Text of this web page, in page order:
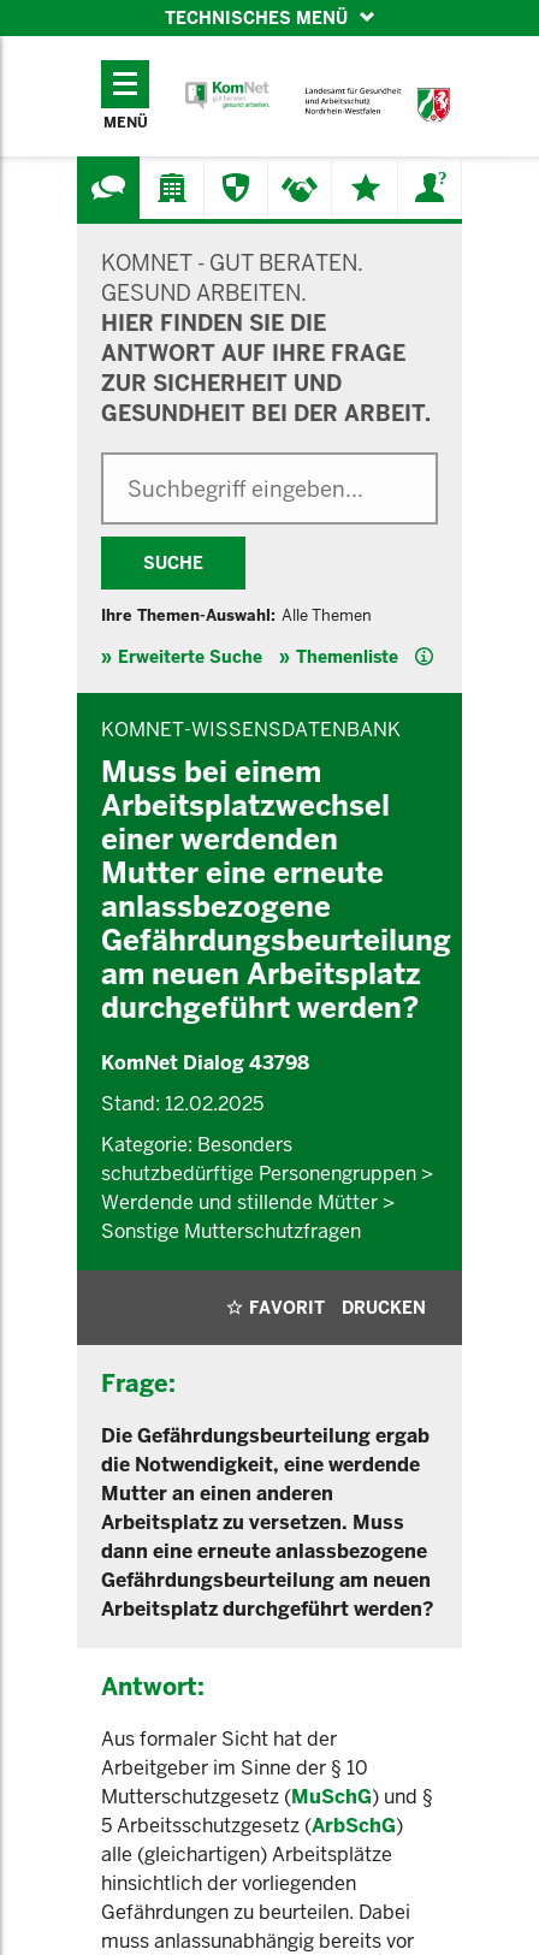
TECHNISCHES MENÜ
TECHNISCHES
MENÜ
KOMNET - GUT BERATEN.
GESUND ARBEITEN.
HIER FINDEN SIE DIE
ANTWORT AUF IHRE FRAGE
ZUR SICHERHEIT UND
GESUNDHEIT BEI DER ARBEIT.
SUCHE
Ihre Themen-Auswahl: Alle Themen
Erweiterte Suche Themenliste Hilfe
KOMNET-WISSENSDATENBANK
Muss bei einem
Arbeitsplatzwechsel
einer werdenden
Mutter eine erneute
anlassbezogene
Gefährdungsbeurteilung
am neuen Arbeitsplatz
durchgeführt werden?
KomNet Dialog 43798
Stand: 12.02.2025
Kategorie: Besonders
schutzbedürftige Personengruppen >
Werdende und stillende Mütter >
Sonstige Mutterschutzfragen
FAVORIT DRUCKEN
Frage:
Die Gefährdungsbeurteilung ergab
die Notwendigkeit, eine werdende
Mutter an einen anderen
Arbeitsplatz zu versetzen. Muss
dann eine erneute anlassbezogene
Gefährdungsbeurteilung am neuen
Arbeitsplatz durchgeführt werden?
Antwort:
Aus formaler Sicht hat der
Arbeitgeber im Sinne der § 10
Mutterschutzgesetz (MuSchG) und §
5 Arbeitsschutzgesetz (ArbSchG)
alle (gleichartigen) Arbeitsplätze
hinsichtlich der vorliegenden
Gefährdungen zu beurteilen. Dabei
muss anlassunabhängig bereits vor